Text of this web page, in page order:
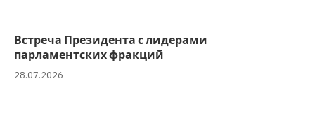
Встреча Президента с лидерами
парламентских фракций
28.07.2026